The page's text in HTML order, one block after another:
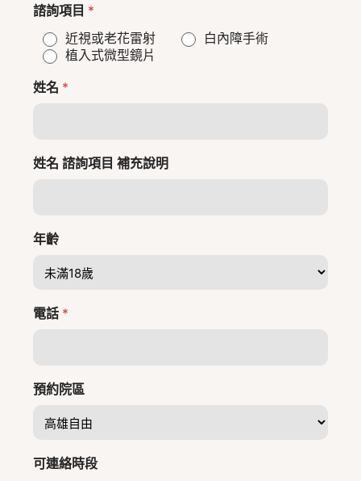
諮詢項目 *
近視或老花雷射
白內障手術
植入式微型鏡片
姓名 *
姓名 諮詢項目 補充說明
年齡
電話 *
預約院區
可連絡時段